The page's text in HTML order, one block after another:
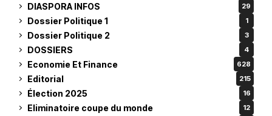
DIASPORA INFOS 29
Dossier Politique 1 1
Dossier Politique 2 3
DOSSIERS 4
Economie Et Finance 628
Editorial 215
Élection 2025 16
Eliminatoire coupe du monde 12